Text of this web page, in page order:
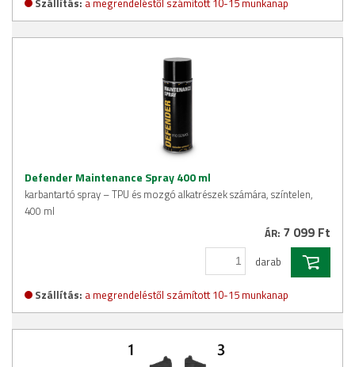
Defender Maintenance Spray 400 ml
karbantartó spray – TPU és mozgó alkatrészek számára, színtelen,
400 ml
ÁR: 7 099 Ft
darab
Szállítás: a megrendeléstől számított 10-15 munkanap